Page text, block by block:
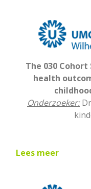
The 030
health
Onderzoeker:
Lees meer